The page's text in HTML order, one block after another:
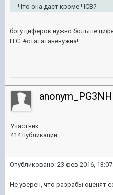
Что она даст кроме ЧСВ?
богу циферок нужно больше
П.С. #стататаненужна!
Участник
414 публикации
Опубликовано: 23 фев 2016,
Не уверен, что разрабы оценят